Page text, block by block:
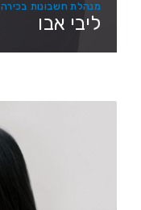
מנהלת חשבונות בכירה
ליבי אבו